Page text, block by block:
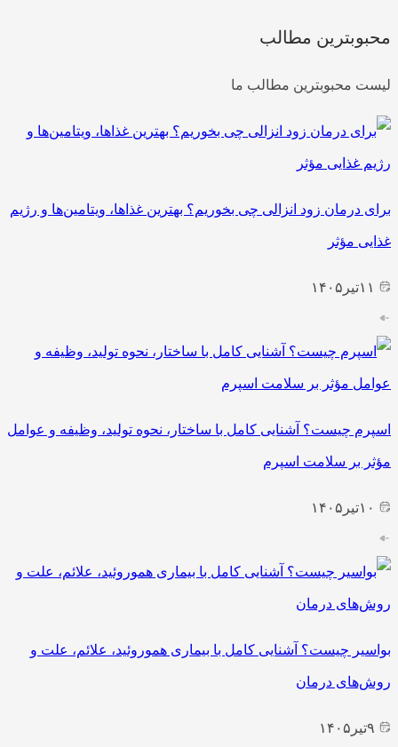
محبوبترین مطالب
لیست محبوبترین مطالب ما
برای درمان زود انزالی چی بخوریم؟ بهترین غذاها، ویتامین‌ها و رژیم
غذایی مؤثر
۱۱تیر ۱۴۰۵
اسپرم چیست؟ آشنایی کامل با ساختار، نحوه تولید، وظیفه و عوامل
مؤثر بر سلامت اسپرم
۱۰تیر ۱۴۰۵
بواسیر چیست؟ آشنایی کامل با بیماری هموروئید، علائم، علت و
روش‌های درمان
۹تیر ۱۴۰۵